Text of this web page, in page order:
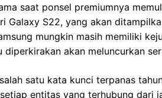
saat ponsel premiumnya
Galaxy S22, yang akan
mungkin masih memiliki
diperkirakan akan meluncurkan
satu kata kunci terpanas
entitas yang terhubung dari